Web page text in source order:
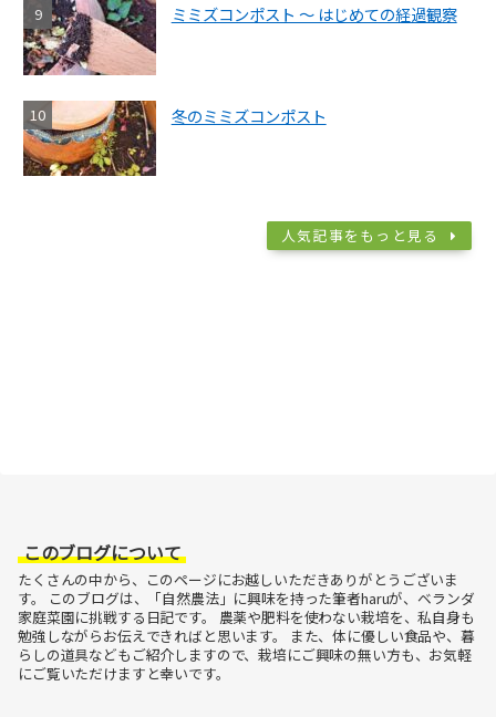
ミミズコンポスト ～ はじめての経過観察
冬のミミズコンポスト
人気記事をもっと見る
このブログについて
たくさんの中から、このページにお越しいただきありがとうございま
す。
このブログは、「自然農法」に興味を持った筆者haruが、ベランダ
家庭菜園に挑戦する日記です。
農薬や肥料を使わない栽培を、私自身も
勉強しながらお伝えできればと思います。
また、体に優しい食品や、暮
らしの道具などもご紹介しますので、栽培にご興味の無い方も、お気軽
にご覧いただけますと幸いです。